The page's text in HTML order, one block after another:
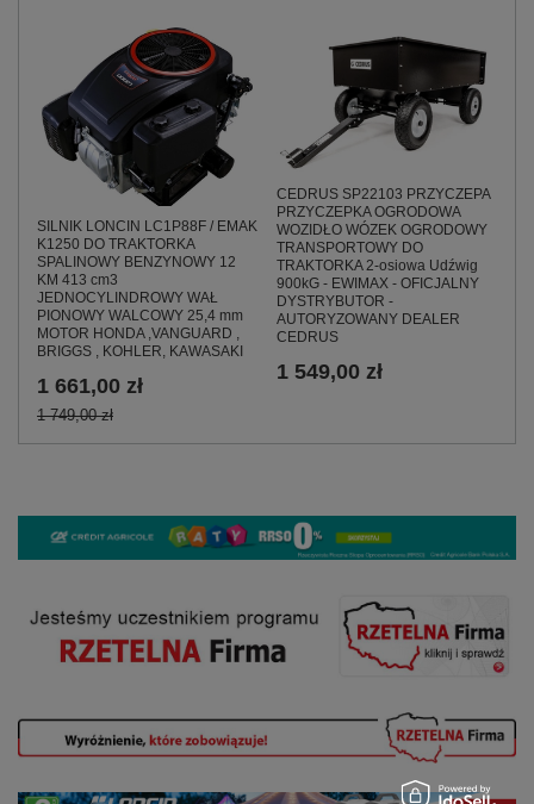
SILNIK LONCIN LC1P88F / EMAK
K1250 DO TRAKTORKA
SPALINOWY BENZYNOWY 12
KM 413 cm3
JEDNOCYLINDROWY WAŁ
PIONOWY WALCOWY 25,4 mm
MOTOR HONDA ,VANGUARD ,
BRIGGS , KOHLER, KAWASAKI
1 661,00 zł
1 749,00 zł
CEDRUS SP22103 PRZYCZEPA
PRZYCZEPKA OGRODOWA
WOZIDŁO WÓZEK OGRODOWY
TRANSPORTOWY DO
TRAKTORKA 2-osiowa Udźwig
900kG - EWIMAX - OFICJALNY
DYSTRYBUTOR -
AUTORYZOWANY DEALER
CEDRUS
1 549,00 zł